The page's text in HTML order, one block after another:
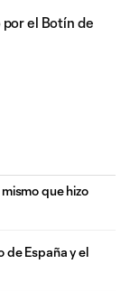
por el Botín de
que hizo
de España y el